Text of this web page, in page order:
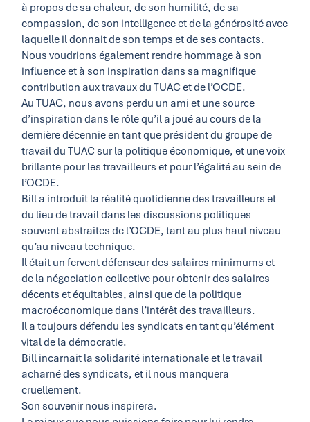
à propos de sa chaleur, de son humilité, de sa
compassion, de son intelligence et de la générosité avec
laquelle il donnait de son temps et de ses contacts.
Nous voudrions également rendre hommage à son
influence et à son inspiration dans sa magnifique
contribution aux travaux du TUAC et de l’OCDE.
Au TUAC, nous avons perdu un ami et une source
d’inspiration dans le rôle qu’il a joué au cours de la
dernière décennie en tant que président du groupe de
travail du TUAC sur la politique économique, et une voix
brillante pour les travailleurs et pour l’égalité au sein de
l’OCDE.
Bill a introduit la réalité quotidienne des travailleurs et
du lieu de travail dans les discussions politiques
souvent abstraites de l’OCDE, tant au plus haut niveau
qu’au niveau technique.
Il était un fervent défenseur des salaires minimums et
de la négociation collective pour obtenir des salaires
décents et équitables, ainsi que de la politique
macroéconomique dans l’intérêt des travailleurs.
Il a toujours défendu les syndicats en tant qu’élément
vital de la démocratie.
Bill incarnait la solidarité internationale et le travail
acharné des syndicats, et il nous manquera
cruellement.
Son souvenir nous inspirera.